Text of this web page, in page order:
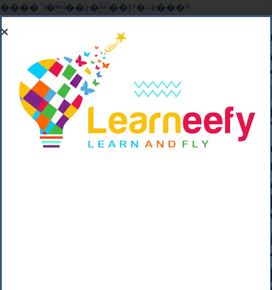
���� `I���z���}?�~k���?
��o��C���ǡ���,����*�3��#eۧ_>\��z
�K{DQg�Ϯ��]u��3o�V~�/��@��??
����Y�]�s�n���s
����p��|
��^��������$��ٽ�P���~��4���Snn^
$ ����Ogy/|>ڿ|�I��'A�n��1�$�}
=c"'��K���X�:��?j�ԫ��-